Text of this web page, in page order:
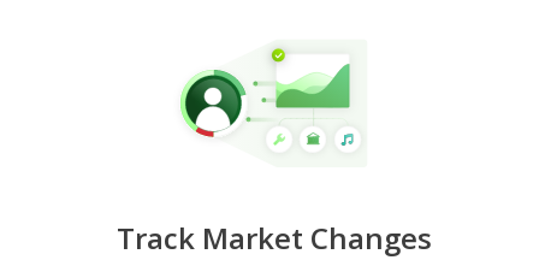
Track Market Changes